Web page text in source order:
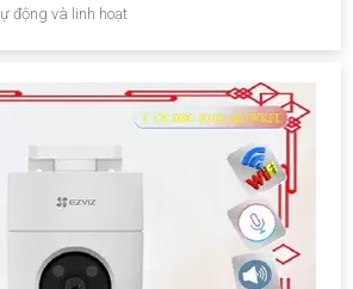
động và linh hoạt